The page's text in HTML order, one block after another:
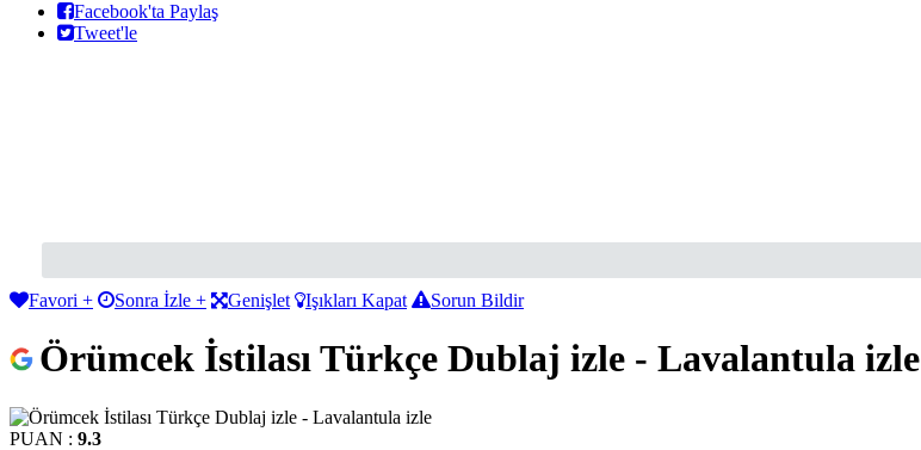
Facebook'ta Paylaş
Tweet'le
Favori + Sonra İzle + Genişlet Işıkları Kapat Sorun Bildir
Örümcek İstilası Türkçe Dublaj izle - Lavalantula izle
PUAN : 9.3